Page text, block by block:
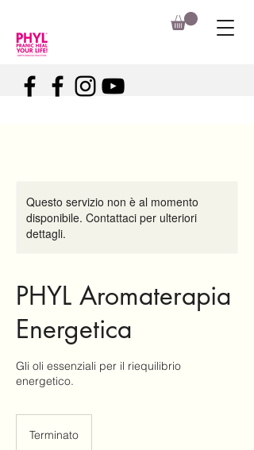
Questo servizio non è al momento
disponibile. Contattaci per ulteriori
dettagli.
PHYL Aromaterapia
Energetica
Gli oli essenziali per il riequilibrio
energetico.
Terminato